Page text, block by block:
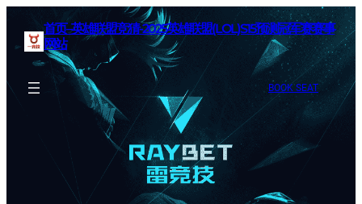
首页–英雄联盟竞猜-2025英雄联盟(LOL)S15预测冠军赛赛事
网站
BOOK SEAT